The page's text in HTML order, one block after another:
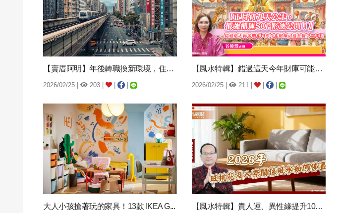
【賣厝阿明】年後轉職換新環境，住哪裡才聰明？
2026/02/25 | 203 |
【風水特輯】錯過這天今年財庫可能直接少一半...
2026/02/25 | 211 | | |
大人小孩搶著玩的家具！13款 IKEA G... 【風水特輯】貴人運、異性緣提升100%！2...